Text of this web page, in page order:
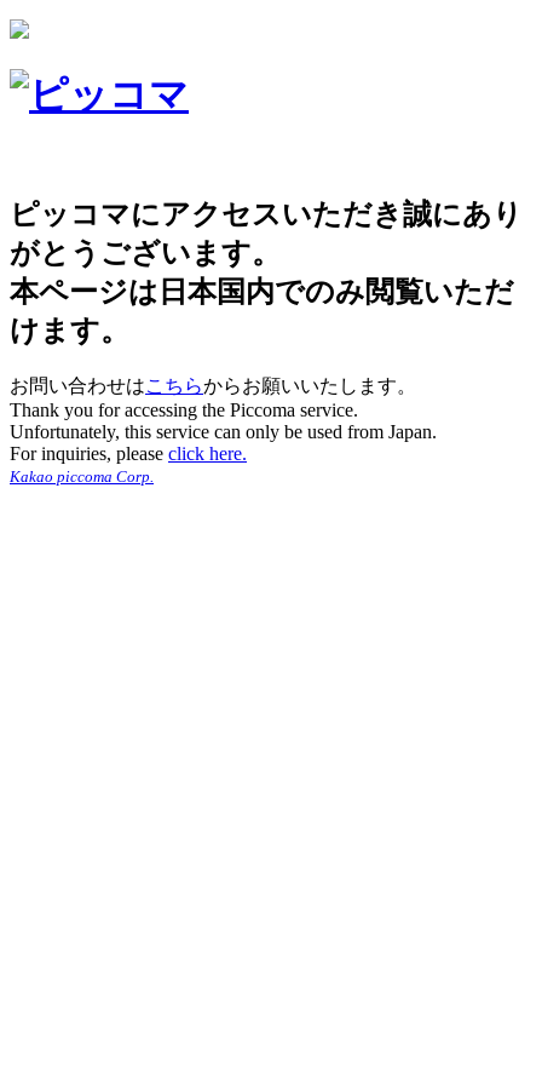
ピッコマにアクセスいただき誠にあり
がとうございます。
本ページは日本国内でのみ閲覧いただ
けます。
お問い合わせはこちらからお願いいたします。
Thank you for accessing the Piccoma service.
Unfortunately, this service can only be used from Japan.
For inquiries, please click here.
Kakao piccoma Corp.